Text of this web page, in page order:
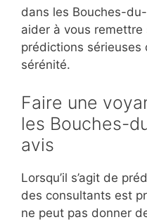
dans les Bouches-
aider à vous
prédictions sérieuses
sérénité.
Faire une
les Bouches-
avis
Lorsqu’il s’agit de
des consultants est
ne peut pas donner